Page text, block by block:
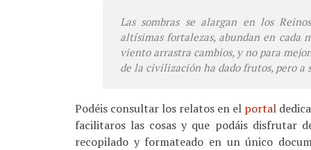
Las sombras se alargan en los
altísimas fortalezas, abundan en cada
viento arrastra cambios, y no para
de la civilización ha dado frutos, pero
Podéis consultar los relatos en el portal
facilitaros las cosas y que podáis disfrutar
recopilado y formateado en un único